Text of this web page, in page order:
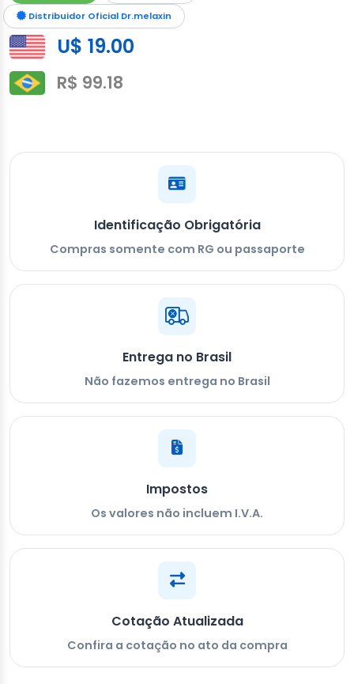
Distribuidor Oficial Dr.melaxin
U$ 19.00
R$ 99.18
Identificação Obrigatória
Compras somente com RG ou passaporte
Entrega no Brasil
Não fazemos entrega no Brasil
Impostos
Os valores não incluem I.V.A.
Cotação Atualizada
Confira a cotação no ato da compra